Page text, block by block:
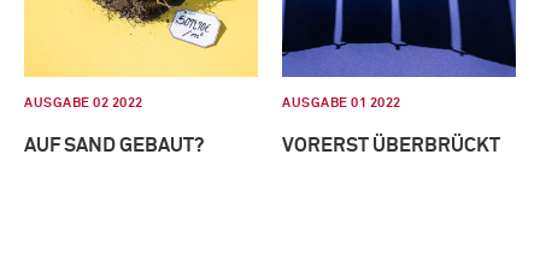
AUSGABE 02 2022
AUF SAND GEBAUT?
AUSGABE 01 2022
VORERST ÜBERBRÜCKT